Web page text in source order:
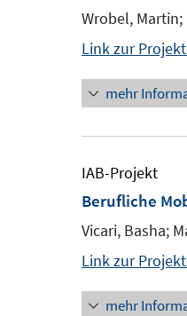
Wrobel, Martin;
Link zur
mehr
IAB-Projekt
Berufliche
Vicari, Basha;
Link zur
mehr